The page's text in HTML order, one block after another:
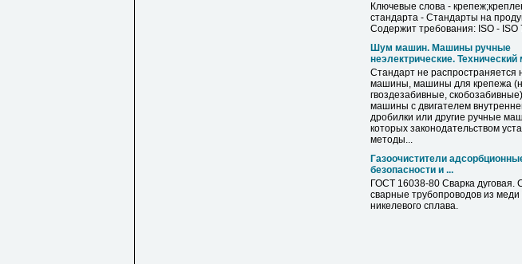
Ключевые слова - крепеж
стандарта - Стандарты на
Содержит требования: ISO - ISO
Шум машин. Машины ручные
неэлектрические. Технический
Стандарт не распространяется
машины, машины для крепежа
гвоздезабивные,
машины с двигателем
дробилки или другие ручные
которых законодательством
методы...
Газоочистители
безопасности и ...
ГОСТ 16038-80 Сварка дуговая.
сварные трубопроводов из меди
никелевого сплава.